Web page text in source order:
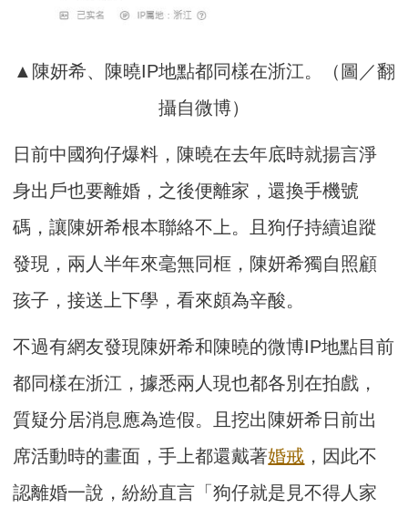
▲陳妍希、陳曉IP地點都同樣在浙江。（圖／翻
攝自微博）
日前中國狗仔爆料，陳曉在去年底時就揚言淨
身出戶也要離婚，之後便離家，還換手機號
碼，讓陳妍希根本聯絡不上。且狗仔持續追蹤
發現，兩人半年來毫無同框，陳妍希獨自照顧
孩子，接送上下學，看來頗為辛酸。
不過有網友發現陳妍希和陳曉的微博IP地點目前
都同樣在浙江，據悉兩人現也都各別在拍戲，
質疑分居消息應為造假。且挖出陳妍希日前出
席活動時的畫面，手上都還戴著婚戒 ，因此不
認離婚一說，紛紛直言「狗仔就是見不得人家